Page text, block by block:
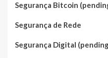
Segurança Bitcoin
Segurança de Rede
Segurança Digital